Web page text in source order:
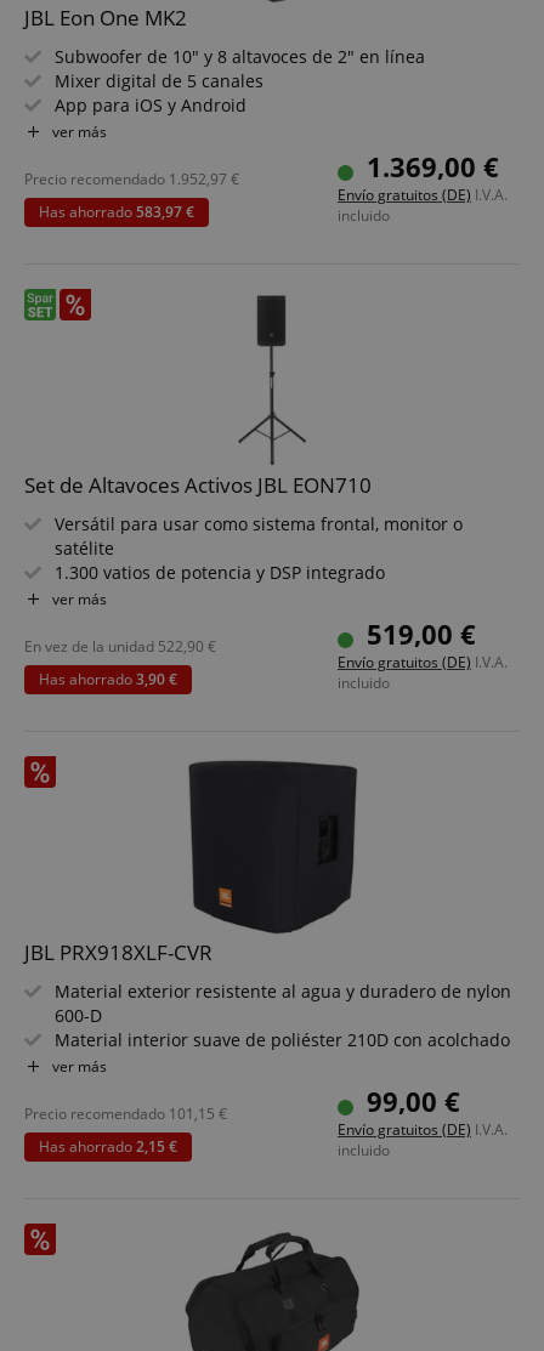
JBL Eon One MK2
Subwoofer de 10" y 8 altavoces de 2" en línea
Mixer digital de 5 canales
App para iOS y Android
Streaming de audio Bluetooth V5
Potencia máxima de 1500 vatios
¡7 años de garantía de JBL!
ver más
1.369,00 €
Envío gratuitos (DE) I.V.A.
incluido
Precio recomendado 1.952,97 €
Has ahorrado583,97 €
Set de Altavoces Activos JBL EON710
Versátil para usar como sistema frontal, monitor o
satélite
1.300 vatios de potencia y DSP integrado
Altavoces: woofer de 10", tweeter de neodimio de 1"
Nueva guía de ondas para una dispersión uniforme
Control mediante panel con pantalla LCD o app JBL Pro
Connect
Streaming de música Bluetooth 5.0 directo desde el
Set incluye soporte para altavoces Pronomic de acero
ver más
519,00 €
Envío gratuitos (DE) I.V.A.
incluido
En vez de la unidad 522,90 €
Has ahorrado3,90 €
JBL PRX918XLF-CVR
Material exterior resistente al agua y duradero de nylon
600-D
Material interior suave de poliéster 210D con acolchado
protector
Dos cortes laterales para acceso fácil a las asas de
transporte
Logo JBL impreso
ver más
99,00 €
Envío gratuitos (DE) I.V.A.
incluido
Precio recomendado 101,15 €
Has ahorrado2,15 €